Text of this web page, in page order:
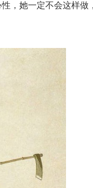
，她一定不会这样做